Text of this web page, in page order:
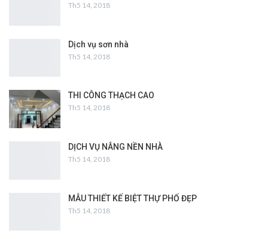
Th5 14, 2018
Dịch vụ sơn nhà
Th5 14, 2018
THI CÔNG THẠCH CAO
Th5 14, 2018
DỊCH VỤ NÂNG NỀN NHÀ
Th5 14, 2018
MẪU THIẾT KẾ BIỆT THỰ PHỐ ĐẸP
Th5 14, 2018